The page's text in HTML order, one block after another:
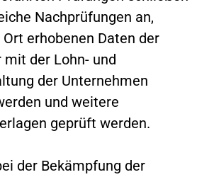
Nachprüfungen an,
erhobenen Daten der
der Lohn- und
der Unternehmen
und weitere
geprüft werden.
der Bekämpfung der